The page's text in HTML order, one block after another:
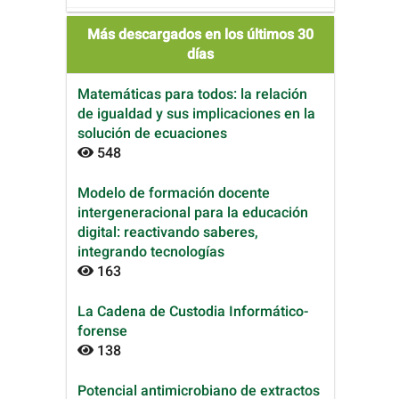
Más descargados en los últimos 30
días
Matemáticas para todos: la relación
de igualdad y sus implicaciones en la
solución de ecuaciones
548
Modelo de formación docente
intergeneracional para la educación
digital: reactivando saberes,
integrando tecnologías
163
La Cadena de Custodia Informático-
forense
138
Potencial antimicrobiano de extractos